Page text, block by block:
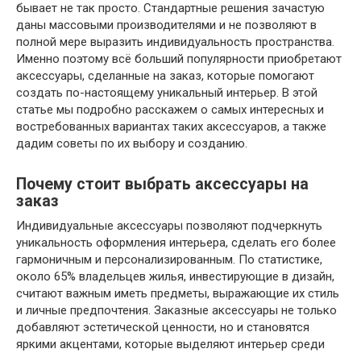
бывает не так просто. Стандартные решения зачастую
даны массовыми производителями и не позволяют в
полной мере выразить индивидуальность пространства.
Именно поэтому всё больший популярности приобретают
аксессуары, сделанные на заказ, которые помогают
создать по-настоящему уникальный интерьер. В этой
статье мы подробно расскажем о самых интересных и
востребованных вариантах таких аксессуаров, а также
дадим советы по их выбору и созданию.
Почему стоит выбрать аксессуары на
заказ
Индивидуальные аксессуары позволяют подчеркнуть
уникальность оформления интерьера, сделать его более
гармоничным и персонализированным. По статистике,
около 65% владельцев жилья, инвестирующие в дизайн,
считают важным иметь предметы, выражающие их стиль
и личные предпочтения. Заказные аксессуары не только
добавляют эстетической ценности, но и становятся
яркими акцентами, которые выделяют интерьер среди